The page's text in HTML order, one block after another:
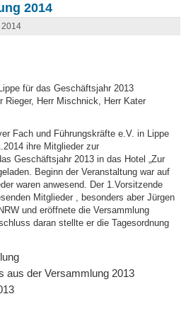
2014
2014
für das Geschäftsjahr 2013
Rieger, Herr Mischnick, Herr Kater
Fach und Führungskräfte e.V. in Lippe
ihre Mitglieder zur
Geschäftsjahr 2013 in das Hotel „Zur
Beginn der Veranstaltung war auf
waren anwesend. Der 1.Vorsitzende
Mitglieder , besonders aber Jürgen
und eröffnete die Versammlung
daran stellte er die Tagesordnung
aus der Versammlung 2013